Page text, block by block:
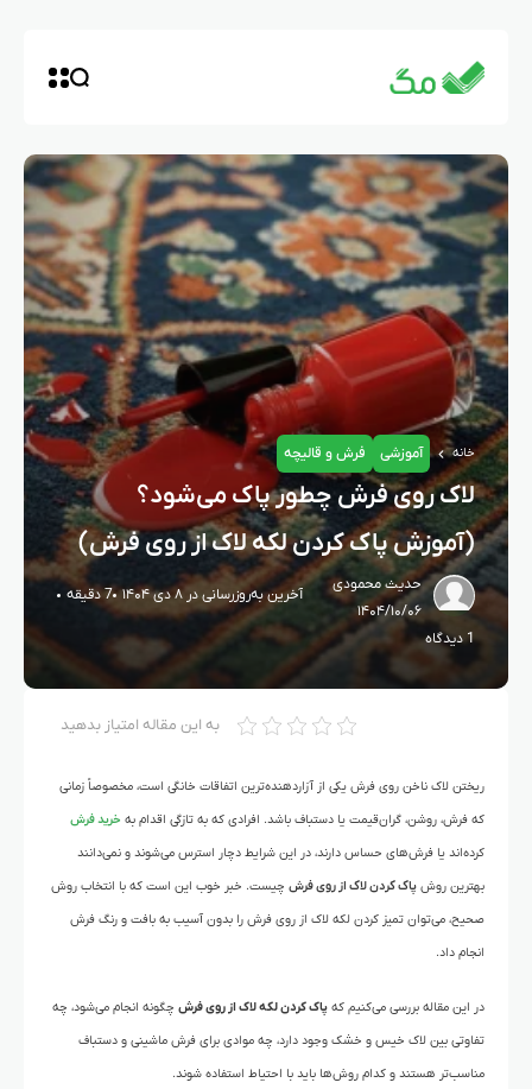
خانه آموزشی فرش و قالیچه
لاک روی فرش چطور پاک می‌شود؟
(آموزش پاک کردن لکه لاک از روی فرش)
حدیث محمودی
۱۴۰۴/۱۰/۰۶
آخرین به‌روزرسانی در ۸ دی ۱۴۰۴ 7 دقیقه
1 دیدگاه
به این مقاله امتیاز بدهید
ریختن لاک ناخن روی فرش یکی از آزاردهنده‌ترین اتفاقات خانگی است، مخصوصاً زمانی
که فرش، روشن، گران‌قیمت یا دستباف باشد. افرادی که به تازگی اقدام به خرید فرش
کرده‌اند یا فرش‌های حساس دارند، در این شرایط دچار استرس می‌شوند و نمی‌دانند
بهترین روش پاک کردن لاک از روی فرش چیست. خبر خوب این است که با انتخاب روش
صحیح، می‌توان تمیز کردن لکه لاک از روی فرش را بدون آسیب به بافت و رنگ فرش
انجام داد.
در این مقاله بررسی می‌کنیم که پاک کردن لکه لاک از روی فرش چگونه انجام می‌شود، چه
تفاوتی بین لاک خیس و خشک وجود دارد، چه موادی برای فرش ماشینی و دستباف
مناسب‌تر هستند و کدام روش‌ها باید با احتیاط استفاده شوند.